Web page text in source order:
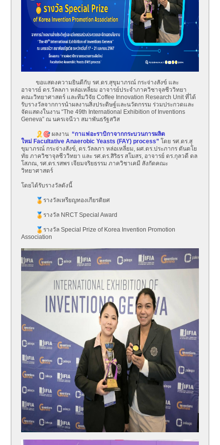
ขอแสดงความยินดีกับ รศ.ดร.สุขุมาภรณ์ กระจ่างสังข์ และ
อาจารย์ ดร.วัลลภา หล่อเหลี่ยม อาจารย์ประจำภาควิชาจุลชีววิทยา
คณะวิทยาศาสตร์ และทีมวิจัย Coffee Innovation Research Unit ที่ได้
รับรางวัลจากการนำผลงานสิ่งประดิษฐ์และนวัตกรรม ร่วมประกวดและ
จัดแสดงในงาน “The 49th International Exhibition of Inventions
Geneva” ณ นครเจนีวา สมาพันธรัฐสวิส
ผลงาน “กาแฟอะราบิกาจากกระบวนการผลิต
ใหม่ Facultative Anaerobic Yeasts (FAY) process”โดย รศ.ดร.สุ
ขุมาภรณ์ กระจ่างสังข์, ดร.วัลลภา หล่อเหลี่ยม, ผศ.ดร.ประภากร ตันตโย
ทัย ภาควิชาจุลชีววิทยา และ รศ.ดร.สิริธร สโมสร, อาจารย์ ดร.กุลวดี ดล
โสภณ, รศ.ดร.รสพร เจียมจริยธรรม ภาควิชาเคมี สังกัดคณะ
วิทยาศาสตร์
โดยได้รับรางวัลดังนี้
รางวัลเหรียญทองเกียรติยศ
รางวัล NRCT Special Award
รางวัล Special Prize of Korea Invention Promotion
Association